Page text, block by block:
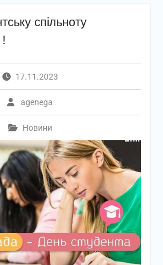
спільноту
17.11.2023
agenega
Новини